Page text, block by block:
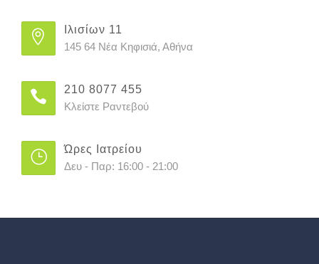
Ιλισίων 11
145 64 Νέα Κηφισιά, Αθήνα
210 8077 455
Κλείστε Ραντεβού
Ώρες Ιατρείου
Δευ - Παρ: 16:00 - 21:00